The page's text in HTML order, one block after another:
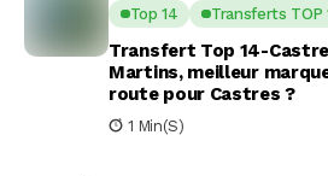
Top 14
Transferts TOP
Transfert Top 14-
Martins, meilleur
route pour Castres ?
1 Min(s)